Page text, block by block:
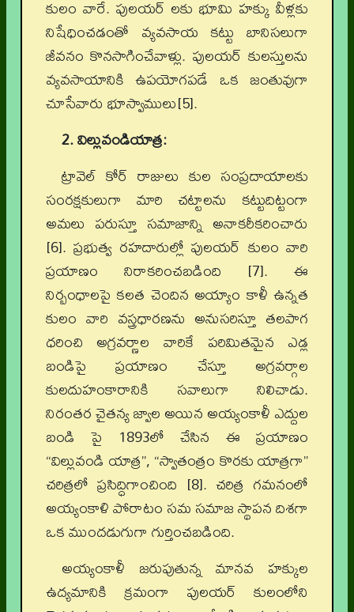
కులం వారే. పులయర్ లకు భూమి హక్కు వీళ్లకు
నిషేధించడంతో వ్యవసాయ కట్టు బానిసలుగా
జీవనం కొనసాగించేవాళ్లు. పులయర్ కులస్తులను
వ్యవసాయానికి ఉపయోగపడే ఒక జంతువుగా
చూసేవారు భూస్వాములు[5].
2. విల్లువండియాత్ర:
ట్రావెల్ కోర్ రాజులు కుల సంప్రదాయాలకు
సంరక్షకులుగా మారి చట్టాలను కట్టుదిట్టంగా
అమలు పరుస్తూ సమాజాన్ని అనాకరీకరించారు
[6]. ప్రభుత్వ రహదారుల్లో పులయర్ కులం వారి
ప్రయాణం నిరాకరించబడింది [7]. ఈ
నిర్బంధాలపై కలత చెందిన అయ్యాం కాళీ ఉన్నత
కులం వారి వస్త్రధారణను అనుసరిస్తూ తలపాగ
ధరించి అగ్రవర్ణాల వారికే పరిమితమైన ఎడ్ల
బండిపై ప్రయాణం చేస్తూ అగ్రవర్గాల
కులదుహంకారానికి సవాలుగా నిలిచాడు.
నిరంతర చైతన్య జ్వాల అయిన అయ్యంకాళీ ఎద్దుల
బండి పై 1893లో చేసిన ఈ ప్రయాణం
“విల్లువండి యాత్ర”, “స్వాతంత్రం కొరకు యాత్రగా”
చరిత్రలో ప్రసిద్ధిగాంచింది [8]. చరిత్ర గమనంలో
అయ్యంకాళి పోరాటం సమ సమాజ స్థాపన దిశగా
ఒక ముందడుగుగా గుర్తించబడింది.
అయ్యంకాళీ జరుపుతున్న మానవ హక్కుల
ఉద్యమానికి క్రమంగా పులయర్ కులంలోని